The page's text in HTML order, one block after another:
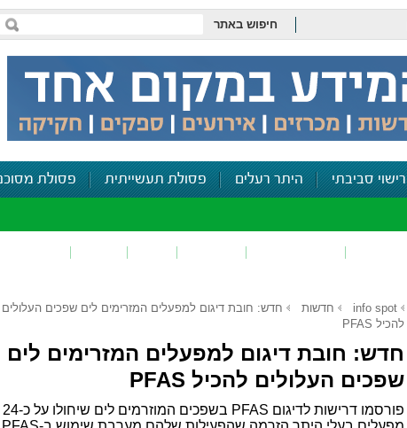
חיפוש באתר
רישוי סביבתי היתר רעלים פסולת תעשייתית פסולת
info spot חדשות
חדש: חובת דיגום למפעלים המזרימים לים שפכים העלולים
להכיל PFAS
חדש: חובת דיגום למפעלים המזרימים לים
שפכים העלולים להכיל PFAS
פורסמו דרישות לדיגום PFAS בשפכים המוזרמים לים שיחולו על כ-24